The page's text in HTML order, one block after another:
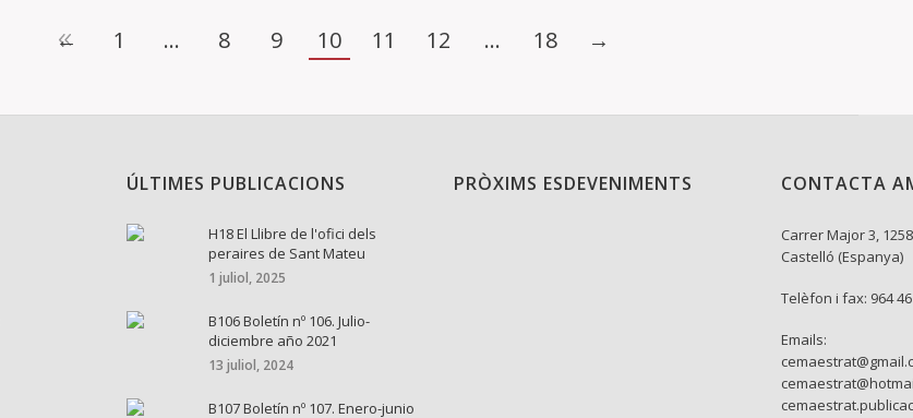
← 1 … 8 9 10 11 12 … 18 →
ÚLTIMES PUBLICACIONS
H18 El Llibre de l'ofici dels
peraires de Sant Mateu
1 juliol, 2025
B106 Boletín nº 106. Julio-
diciembre año 2021
13 juliol, 2024
B107 Boletín nº 107. Enero-junio
PRÒXIMS ESDEVENIMENTS CONTACTA
Carrer Major 3,
Castelló (Espanya)
Telèfon i fax: 964
Emails: